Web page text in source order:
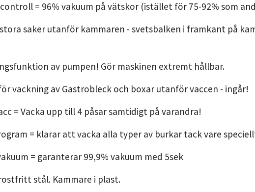
= 96% vakuum på vätskor (istället för 75-92% som
stora saker utanför kammaren - svetsbalken i framkant på
av pumpen! Gör maskinen extremt hållbar.
vackning av Gastrobleck och boxar utanför vaccen - ingår!
= Vacka upp till 4 påsar samtidigt på varandra!
= klarar att vacka alla typer av burkar tack vare
= garanterar 99,9% vakuum med 5sek
stål. Kammare i plast.